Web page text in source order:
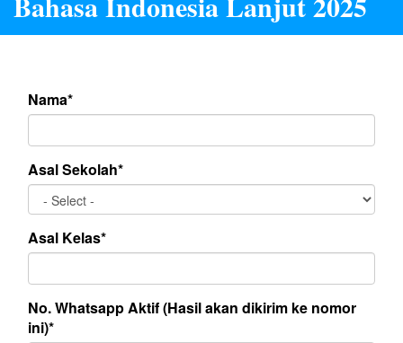
Nama*
Asal Sekolah*
Asal Kelas*
No. Whatsapp Aktif (Hasil akan dikirim ke nomor
ini)*